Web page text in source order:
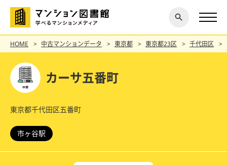
探す
閉じ
る
HOME 中古マンションデータ 東京都 東京都23区 千代田区
カーサ五番町
東京都千代田区五番町
市ヶ谷駅